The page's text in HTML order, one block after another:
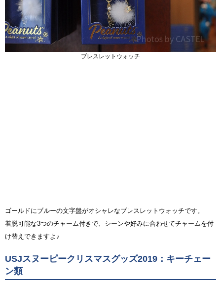
ブレスレットウォッチ
ゴールドにブルーの文字盤がオシャレなブレスレットウォッチです。
着脱可能な3つのチャーム付きで、シーンや好みに合わせてチャームを付
け替えできますよ♪
USJスヌーピークリスマスグッズ2019：キーチェー
ン類